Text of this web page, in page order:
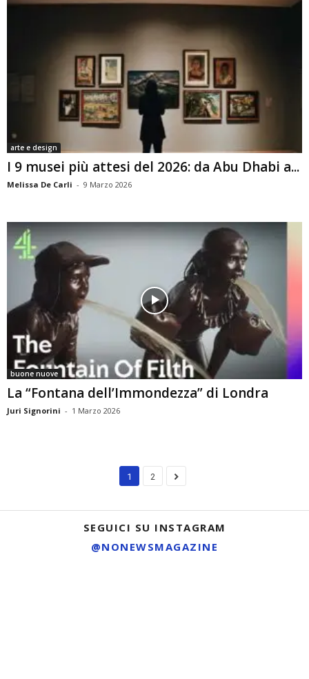
arte e design
I 9 musei più attesi del 2026: da Abu Dhabi a...
Melissa De Carli - 9 Marzo 2026
buone nuove
La “Fontana dell’Immondezza” di Londra
Juri Signorini - 1 Marzo 2026
1 2
SEGUICI SU INSTAGRAM
@NONEWSMAGAZINE